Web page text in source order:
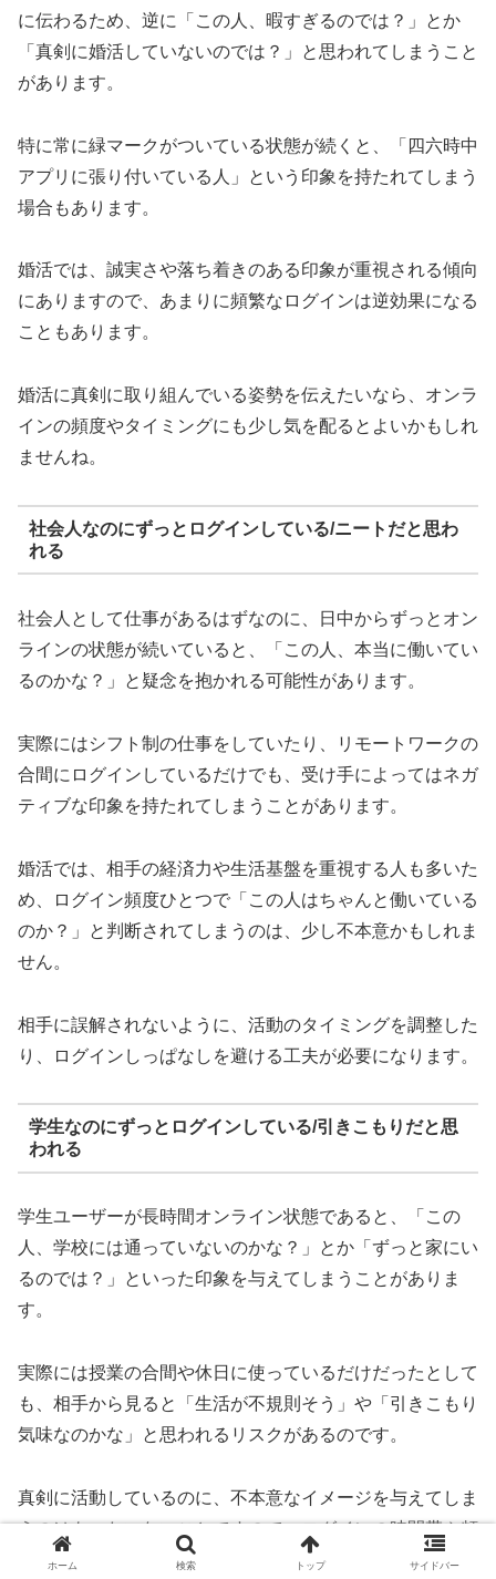
に伝わるため、逆に「この人、暇すぎるのでは？」とか
「真剣に婚活していないのでは？」と思われてしまうこと
があります。
特に常に緑マークがついている状態が続くと、「四六時中
アプリに張り付いている人」という印象を持たれてしまう
場合もあります。
婚活では、誠実さや落ち着きのある印象が重視される傾向
にありますので、あまりに頻繁なログインは逆効果になる
こともあります。
婚活に真剣に取り組んでいる姿勢を伝えたいなら、オンラ
インの頻度やタイミングにも少し気を配るとよいかもしれ
ませんね。
社会人なのにずっとログインしている/ニートだと思わ
れる
社会人として仕事があるはずなのに、日中からずっとオン
ラインの状態が続いていると、「この人、本当に働いてい
るのかな？」と疑念を抱かれる可能性があります。
実際にはシフト制の仕事をしていたり、リモートワークの
合間にログインしているだけでも、受け手によってはネガ
ティブな印象を持たれてしまうことがあります。
婚活では、相手の経済力や生活基盤を重視する人も多いた
め、ログイン頻度ひとつで「この人はちゃんと働いている
のか？」と判断されてしまうのは、少し不本意かもしれま
せん。
相手に誤解されないように、活動のタイミングを調整した
り、ログインしっぱなしを避ける工夫が必要になります。
学生なのにずっとログインしている/引きこもりだと思
われる
学生ユーザーが長時間オンライン状態であると、「この
人、学校には通っていないのかな？」とか「ずっと家にい
るのでは？」といった印象を与えてしまうことがありま
す。
実際には授業の合間や休日に使っているだけだったとして
も、相手から見ると「生活が不規則そう」や「引きこもり
気味なのかな」と思われるリスクがあるのです。
真剣に活動しているのに、不本意なイメージを与えてしま
うのはもったいないことですので、ログインの時間帯や頻
度に意識を向けてみると、よりポジティブな印象を持って
ホーム 検索 トップ サイドバー